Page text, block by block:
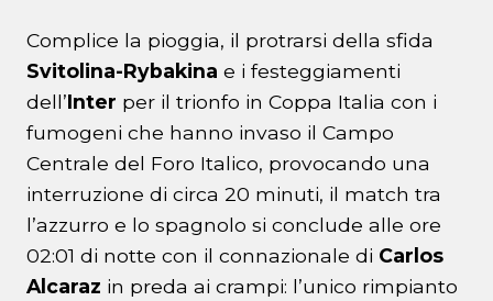
Complice la pioggia, il protrarsi della sfida
Svitolina-Rybakina e i festeggiamenti
dell’Inter per il trionfo in Coppa Italia con i
fumogeni che hanno invaso il Campo
Centrale del Foro Italico, provocando una
interruzione di circa 20 minuti, il match tra
l’azzurro e lo spagnolo si conclude alle ore
02:01 di notte con il connazionale di Carlos
Alcaraz in preda ai crampi: l’unico rimpianto